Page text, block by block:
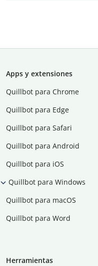
Apps y extensiones
Quillbot para Chrome
Quillbot para Edge
Quillbot para Safari
Quillbot para Android
Quillbot para iOS
Quillbot para Windows
Quillbot para macOS
Quillbot para Word
Herramientas